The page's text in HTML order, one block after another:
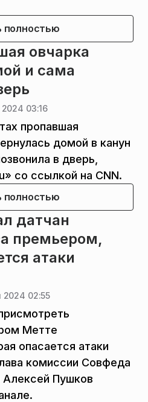
полностью
овчарка
и сама
03:16
пропавшая
домой в канун
в дверь,
со ссылкой на CNN.
полностью
датчан
премьером,
атаки
2024 02:55
Метте
опасается атаки
комиссии Совфеда
Пушков